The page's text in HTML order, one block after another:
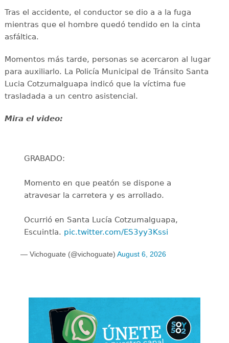
Tras el accidente, el conductor se dio a a la fuga
mientras que el hombre quedó tendido en la cinta
asfáltica.
Momentos más tarde, personas se acercaron al lugar
para auxiliarlo. La Policía Municipal de Tránsito Santa
Lucia Cotzumalguapa indicó que la víctima fue
trasladada a un centro asistencial.
Mira el video:
GRABADO:
Momento en que peatón se dispone a
atravesar la carretera y es arrollado.
Ocurrió en Santa Lucía Cotzumalguapa,
Escuintla. pic.twitter.com/ES3yy3Kssi
— Vichoguate (@vichoguate) August 6, 2026